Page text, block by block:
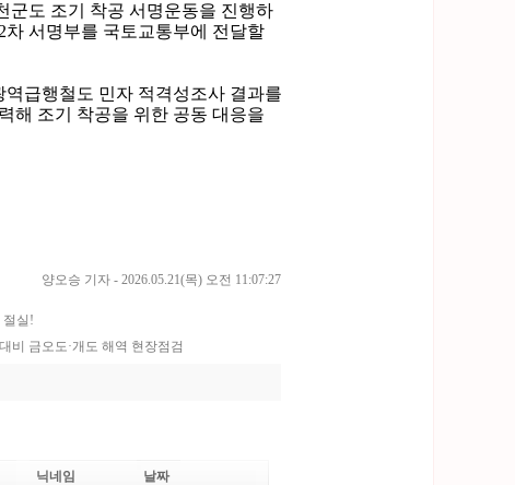
군도 조기 착공 서명운동을 진행하
서명부를 국토교통부에 전달할
급행철도 민자 적격성조사 결과를
해 조기 착공을 위한 공동 대응을
양오승 기자 - 2026.05.21(목) 오전 11:07:27
절실!
비 금오도·개도 해역 현장점검
닉네임 날짜